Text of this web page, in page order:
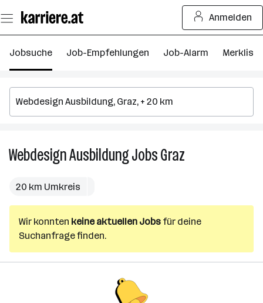
Seiteninhalt
springen
Anmelden
Jobsuche Job-Empfehlungen Job-Alarm Merkliste
Webdesign AusbildungJobsGraz
Graz
20 km Umkreis
Wir konnten keine aktuellen Jobs für deine
Suchanfrage finden.